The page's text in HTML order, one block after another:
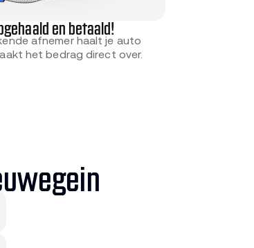
en betaald!
afnemer haalt je auto
het bedrag direct over.